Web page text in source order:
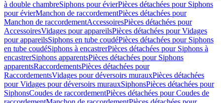
à double chambreSiphons pour évierPièces détachées pour Siphons
pour évierManchon de raccordementPièces détachées pour
Manchon de raccordementAccessoiresPièces détachées pour
AccessoiresVidages pour appareilsPièces détachées pour Vidages
pour appareilsSiphons en tube coudéPièces détachées pour Siphons
en tube coudéSiphons à encastrerPièces détachées pour Siphons à
encastrerSiphons apparentsPièces détachées pour Siphons
apparentsRaccordementsPièces détachées pour
RaccordementsVidages pour déversoirs murauxPièces détachées
pour Vidages pour déversoirs murauxSiphonsPièces détachées pour
SiphonsCoudes de raccordementPièces détachées pour Coudes de